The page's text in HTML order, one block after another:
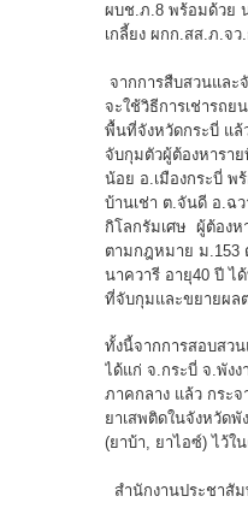
ผบช.ภ.8 พร้อมด้วย
เกลี้ยง ผกก.สส.ภ.จ
จากการสืบสวนแล
จะใช้วิธีการเช่ารถย
พื้นที่จังหวัดกระบี่ แล้
จับกุมตัวผู้ต้องหารา
น้อย อ.เมืองกระบี่ พ
บ้านเช่า ต.จันดี อ.ฉ
กิโลกรัมเศษ ผู้ต้องห
ตามกฎหมาย ม.153
นาควารี อายุ40 ปี ไ
ที่จับกุมและขยายผล
ทั้งนี้จากการสอบสว
ได้แก่ จ.กระบี่ จ.พัง
ภาคกลาง แล้ว กระจ
ยาเสพติดในจังหวัด
(ยาบ้า, ยาไอซ์) ไว้ใ
สำนักงานประชาสั